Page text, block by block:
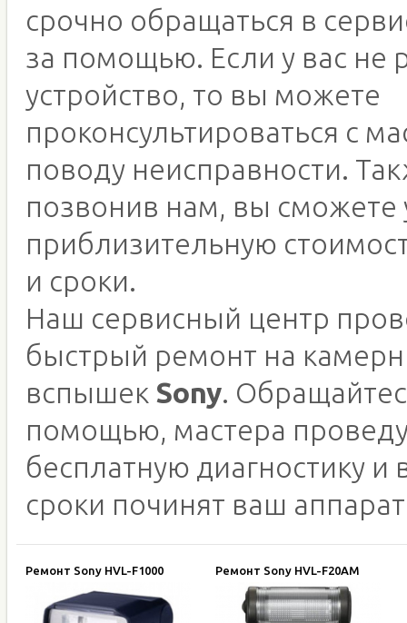
срочно обращаться в
за помощью. Если у вас не
устройство, то вы можете
проконсультироваться с
поводу неисправности.
позвонив нам, вы сможете
приблизительную
и сроки.
Наш сервисный центр
быстрый ремонт на
вспышек Sony.
помощью, мастера
бесплатную диагностику и
сроки починят ваш
Ремонт Sony HVL-F1000 Ремонт Sony HVL-F20AM